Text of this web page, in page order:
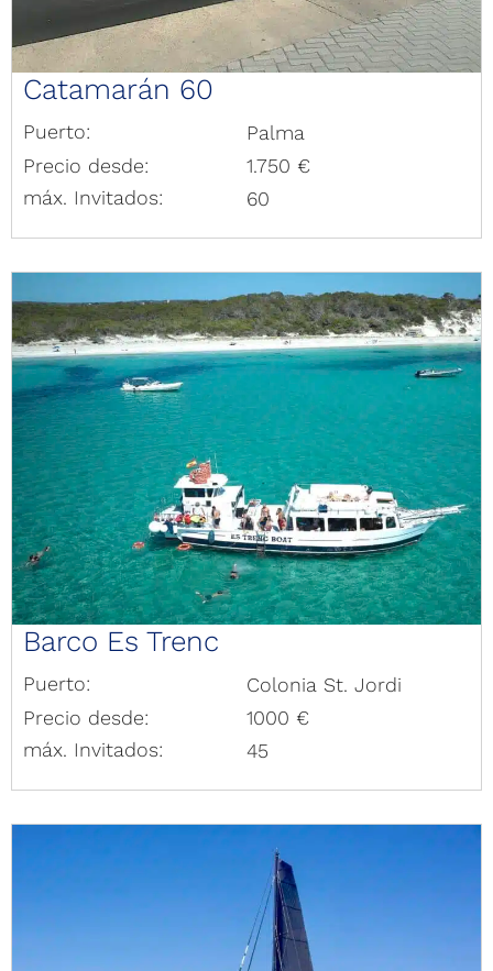
Catamarán 60
Puerto:
Palma
Precio desde:
1.750 €
máx. Invitados:
60
Barco Es Trenc
Puerto:
Colonia St. Jordi
Precio desde:
1000 €
máx. Invitados:
45